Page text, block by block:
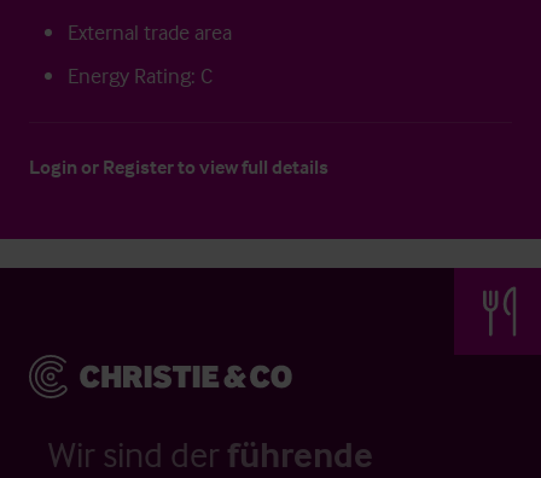
External trade area
Energy Rating: C
Login or Registerto view full details
Wir sind der führende